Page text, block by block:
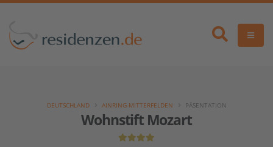
Wohnstift Mozart
DEUTSCHLAND AINRING-MITTERFELDEN PÄSENTATION